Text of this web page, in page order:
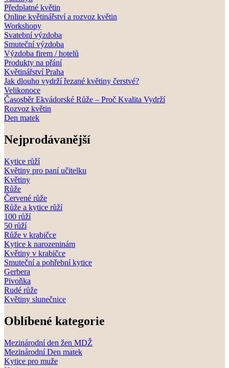
Předplatné květin
Online květinářství a rozvoz květin
Workshopy
Svatební výzdoba
Smuteční výzdoba
Výzdoba firem / hotelů
Produkty na přání
Květinářství Praha
Jak dlouho vydrží řezané květiny čerstvé?
Velikonoce
Časosběr Ekvádorské Růže – Proč Kvalita Vydrží
Rozvoz květin
Den matek
Nejprodávanější
Kytice růží
Květiny pro paní učitelku
Květiny
Růže
Červené růže
Růže a kytice růží
100 růží
50 růží
Růže v krabičce
Kytice k narozeninám
Květiny v krabičce
Smuteční a pohřební kytice
Gerbera
Pivoňka
Rudé růže
Květiny slunečnice
Oblíbené kategorie
Mezinárodní den žen MDŽ
Mezinárodní Den matek
Kytice pro muže